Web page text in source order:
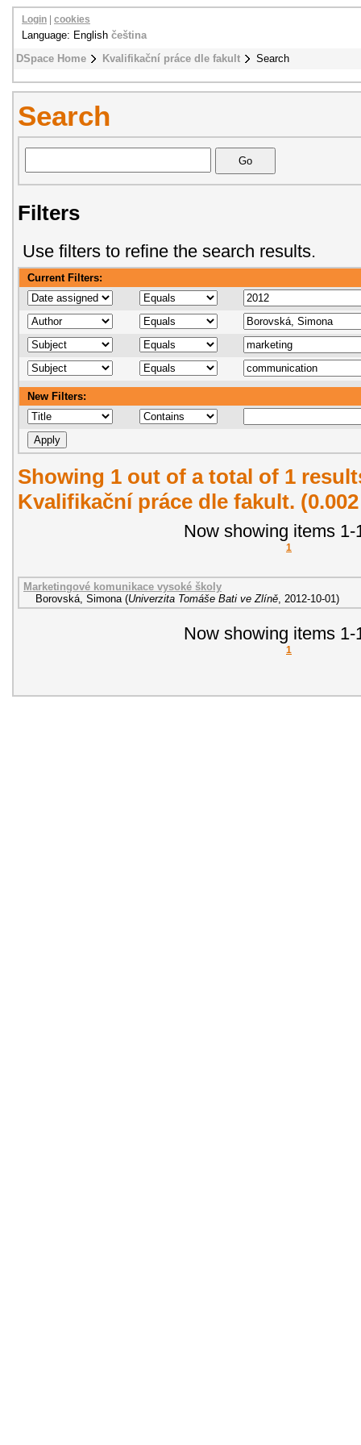
DSpace Home Kvalifikační práce dle fakult Search
Login cookies
Language: English čeština
Search
Filters
Use filters to refine the search results.
Current Filters:
New Filters:
Showing 1 out of a total of 1
Kvalifikační práce dle fakult.
Now showing items 1-
1
Marketingové komunikace vysoké školy
Borovská, Simona (Univerzita Tomáše Bati ve Zlíně 2012-10-01 )
Now showing items 1-
1